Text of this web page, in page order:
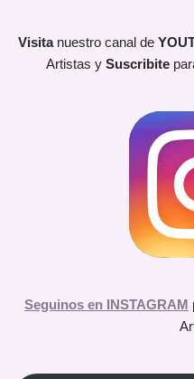
Visita nuestro canal de
Artistas y Suscribite
Seguinos en INSTAGRAM